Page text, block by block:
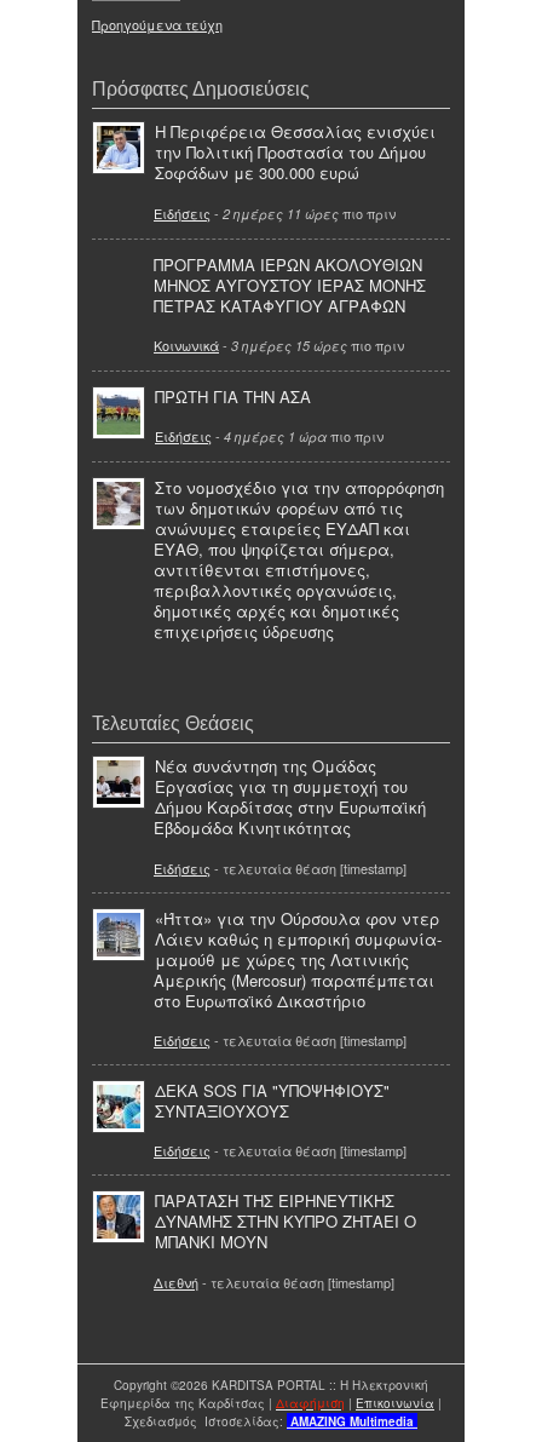
Προηγούμενα τεύχη
Πρόσφατες Δημοσιεύσεις
Η Περιφέρεια Θεσσαλίας ενισχύει
την Πολιτική Προστασία του Δήμου
Σοφάδων με 300.000 ευρώ
Ειδήσεις - 2 ημέρες 11 ώρες πιο πριν
ΠΡΟΓΡΑΜΜΑ ΙΕΡΩΝ ΑΚΟΛΟΥΘΙΩΝ
ΜΗΝΟΣ ΑΥΓΟΥΣΤΟΥ ΙΕΡΑΣ ΜΟΝΗΣ
ΠΕΤΡΑΣ ΚΑΤΑΦΥΓΙΟΥ ΑΓΡΑΦΩΝ
Κοινωνικά- 3 ημέρες 15 ώρες πιο πριν
ΠΡΩΤΗ ΓΙΑ ΤΗΝ ΑΣΑ
Ειδήσεις - 4 ημέρες 1 ώρα πιο πριν
Στο νομοσχέδιο για την απορρόφηση
των δημοτικών φορέων από τις
ανώνυμες εταιρείες ΕΥΔΑΠ και
ΕΥΑΘ, που ψηφίζεται σήμερα,
αντιτίθενται επιστήμονες,
περιβαλλοντικές οργανώσεις,
δημοτικές αρχές και δημοτικές
επιχειρήσεις ύδρευσης
Τελευταίες Θεάσεις
Νέα συνάντηση της Ομάδας
Εργασίας για τη συμμετοχή του
Δήμου Καρδίτσας στην Ευρωπαϊκή
Εβδομάδα Κινητικότητας
Ειδήσεις - τελευταία θέαση [timestamp]
«Ήττα» για την Ούρσουλα φον ντερ
Λάιεν καθώς η εμπορική συμφωνία-
μαμούθ με χώρες της Λατινικής
Αμερικής (Mercosur) παραπέμπεται
στο Ευρωπαϊκό Δικαστήριο
Ειδήσεις - τελευταία θέαση [timestamp]
ΔΕΚΑ SOS ΓΙΑ "ΥΠΟΨΗΦΙΟΥΣ"
ΣΥΝΤΑΞΙΟΥΧΟΥΣ
Ειδήσεις - τελευταία θέαση [timestamp]
ΠΑΡΑΤΑΣΗ ΤΗΣ ΕΙΡΗΝΕΥΤΙΚΗΣ
ΔΥΝΑΜΗΣ ΣΤΗΝ ΚΥΠΡΟ ΖΗΤΑΕΙ Ο
ΜΠΑΝΚΙ ΜΟΥΝ
Διεθνή- τελευταία θέαση [timestamp]
Copyright ©2026 KARDITSA PORTAL :: Η Ηλεκτρονική
Εφημερίδα της Καρδίτσας | Διαφήμιση | Επικοινωνία |
Σχεδιασμός Ιστοσελίδας: AMAZING Multimedia